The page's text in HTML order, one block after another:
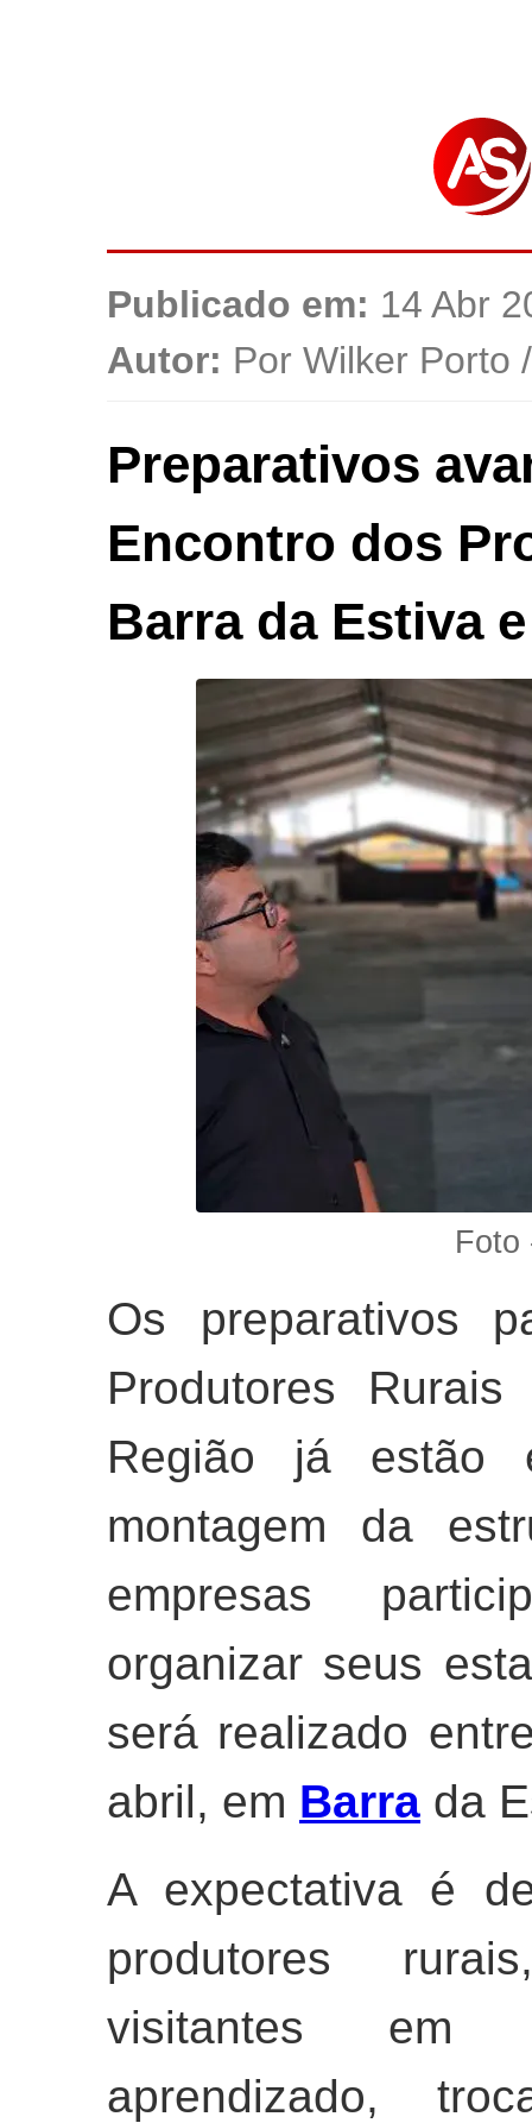
Publicado em: 14 Abr
Autor: Por Wilker Porto
Preparativos
Encontro dos
Barra da Estiva
Foto
Os preparativos
Produtores
Região já estão
montagem da
empresas
organizar seus
será realizado
abril, em Barra da
A expectativa é
produtores
visitantes em
aprendizado,